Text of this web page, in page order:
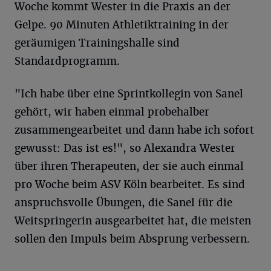
Woche kommt Wester in die Praxis an der
Gelpe. 90 Minuten Athletiktraining in der
geräumigen Trainingshalle sind
Standardprogramm.
"Ich habe über eine Sprintkollegin von Sanel
gehört, wir haben einmal probehalber
zusammengearbeitet und dann habe ich sofort
gewusst: Das ist es!", so Alexandra Wester
über ihren Therapeuten, der sie auch einmal
pro Woche beim ASV Köln bearbeitet. Es sind
anspruchsvolle Übungen, die Sanel für die
Weitspringerin ausgearbeitet hat, die meisten
sollen den Impuls beim Absprung verbessern.